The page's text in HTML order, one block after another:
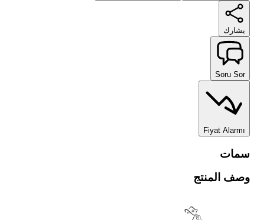
يشارك
Soru Sor
Fiyat Alarmı
سمات
وصف المنتج